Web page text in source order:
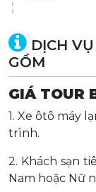
DỊCH
GỒM
GIÁ TOUR
1. Xe ôtô máy
trình.
2. Khách sạn
Nam hoặc Nữ